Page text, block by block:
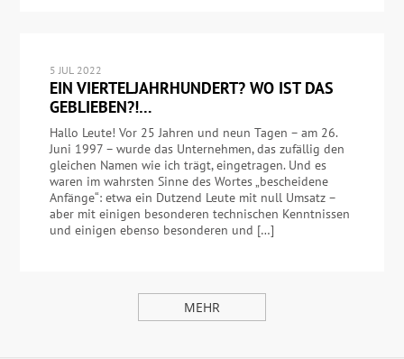
5 JUL 2022
EIN VIERTELJAHRHUNDERT? WO IST DAS
GEBLIEBEN?!…
Hallo Leute! Vor 25 Jahren und neun Tagen – am 26.
Juni 1997 – wurde das Unternehmen, das zufällig den
gleichen Namen wie ich trägt, eingetragen. Und es
waren im wahrsten Sinne des Wortes „bescheidene
Anfänge“: etwa ein Dutzend Leute mit null Umsatz –
aber mit einigen besonderen technischen Kenntnissen
und einigen ebenso besonderen und […]
MEHR